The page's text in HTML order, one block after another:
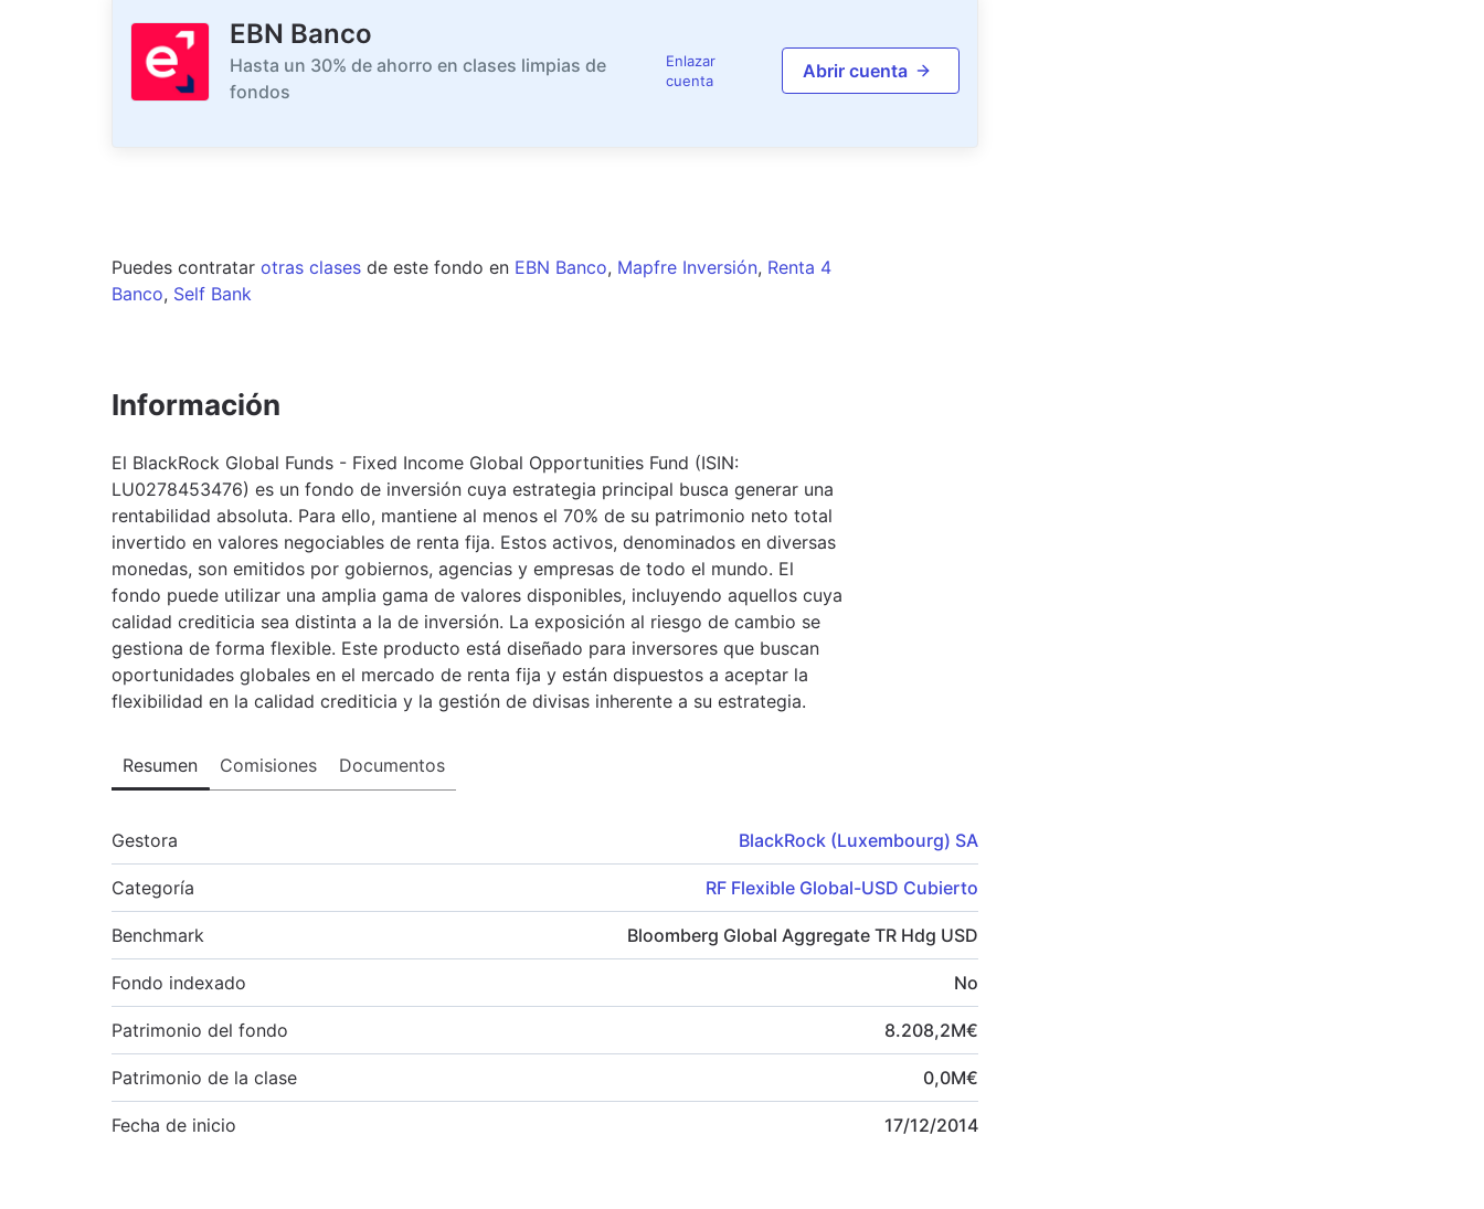
EBN Banco
Hasta un 30% de ahorro en clases limpias de
fondos
Enlazar
cuenta
Abrir cuenta
Puedes contratar otras clases de este fondo en EBN Banco, Mapfre Inversión, Renta 4
Banco, Self Bank
Información
El BlackRock Global Funds - Fixed Income Global Opportunities Fund (ISIN:
LU0278453476) es un fondo de inversión cuya estrategia principal busca generar una
rentabilidad absoluta. Para ello, mantiene al menos el 70% de su patrimonio neto total
invertido en valores negociables de renta fija. Estos activos, denominados en diversas
monedas, son emitidos por gobiernos, agencias y empresas de todo el mundo. El
fondo puede utilizar una amplia gama de valores disponibles, incluyendo aquellos cuya
calidad crediticia sea distinta a la de inversión. La exposición al riesgo de cambio se
gestiona de forma flexible. Este producto está diseñado para inversores que buscan
oportunidades globales en el mercado de renta fija y están dispuestos a aceptar la
flexibilidad en la calidad crediticia y la gestión de divisas inherente a su estrategia.
Resumen Comisiones Documentos
Gestora BlackRock (Luxembourg) SA
Categoría RF Flexible Global-USD Cubierto
Benchmark Bloomberg Global Aggregate TR Hdg USD
Fondo indexado No
Patrimonio del fondo 8.208,2M€
Patrimonio de la clase 0,0M€
Fecha de inicio 17/12/2014